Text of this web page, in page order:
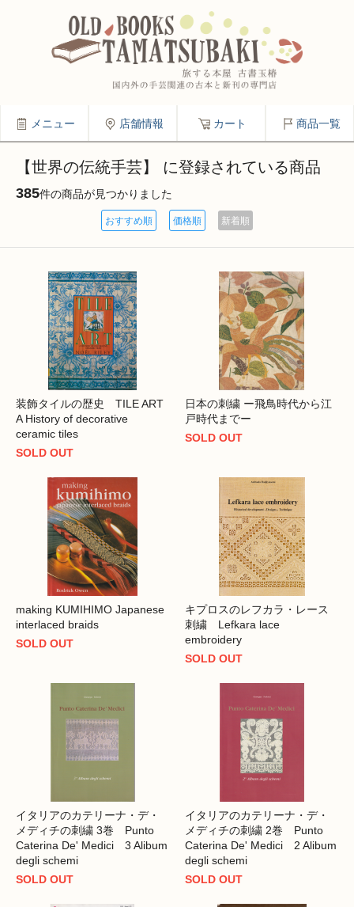
メニュー 店舗情報 カート 商品一覧
【世界の伝統手芸】 に登録されている商品
385件の商品が見つかりました
おすすめ順 価格順 新着順
装飾タイルの歴史 TILE ART
A History of decorative
ceramic tiles
SOLD OUT
日本の刺繍 ー飛鳥時代から江
戸時代までー
SOLD OUT
making KUMIHIMO Japanese
interlaced braids
SOLD OUT
キプロスのレフカラ・レース
刺繍 Lefkara lace
embroidery
SOLD OUT
イタリアのカテリーナ・デ・
メディチの刺繍 3巻 Punto
Caterina De' Medici 3 Alibum
degli schemi
SOLD OUT
イタリアのカテリーナ・デ・
メディチの刺繍 2巻 Punto
Caterina De' Medici 2 Alibum
degli schemi
SOLD OUT